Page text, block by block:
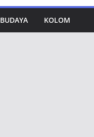
BUDAYA KOLOM